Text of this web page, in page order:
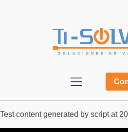
Test content generated by script at